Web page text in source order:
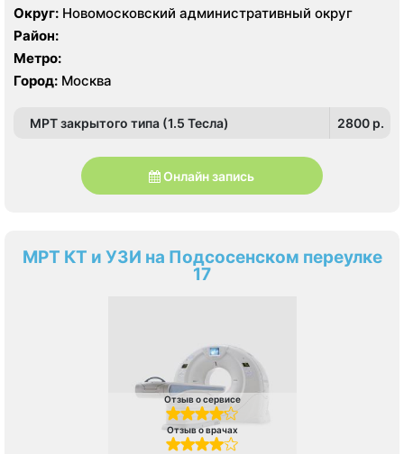
Округ: Новомосковский административный округ
Район:
Метро:
Город: Москва
МРТ закрытого типа (1.5 Тесла) 2800 p.
Онлайн запись
МРТ КТ и УЗИ на Подсосенском переулке
17
Отзыв о сервисе
Отзыв о врачах